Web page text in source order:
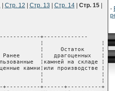
Стр. 12 Стр. 13 Стр. 14| Стр. 15|
+-------------
¦                 ¦
¦     Остаток     ¦
Ранее      ¦   драгоценных   ¦
¦камней на складе ¦
камни¦или производстве ¦
¦                 ¦                 ¦
¦                 ¦
+----------+------+----------+
-